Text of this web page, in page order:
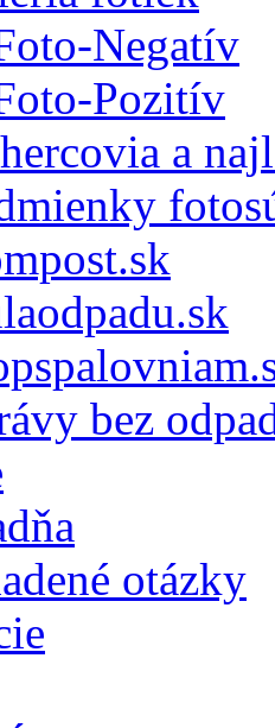
Negatív
Pozitív
a
bez
otázky